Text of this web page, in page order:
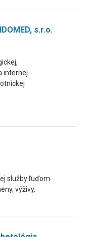
s.r.o.
internej
služby ľuďom
výživy,